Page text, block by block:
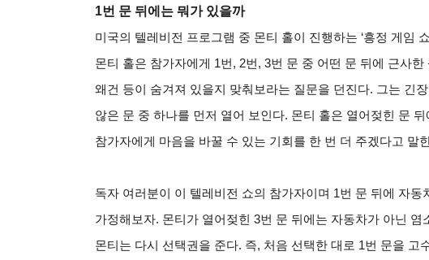
1번 문 뒤에는 뭐가 있을까
미국의 텔레비전 프로그램 중 몬티 홀이 진행하는 ‘흥정 게임
몬티 홀은 참가자에게 1번, 2번, 3번 문 중 어떤 문 뒤에 근사
왜건 등이 숨겨져 있을지 맞춰보라는 질문을 던진다. 그는 긴
않은 문 중 하나를 먼저 열어 보인다. 몬티 홀은 열어젖힌 문
참가자에게 마음을 바꿀 수 있는 기회를 한 번 더 주겠다고 말
독자 여러분이 이 텔레비전 쇼의 참가자이며 1번 문 뒤에 자
가정해보자. 몬티가 열어젖힌 3번 문 뒤에는 자동차가 아닌
몬티는 다시 선택권을 준다. 즉, 처음 선택한 대로 1번 문을 고